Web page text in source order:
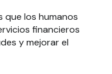
que los humanos
financieros
y mejorar el